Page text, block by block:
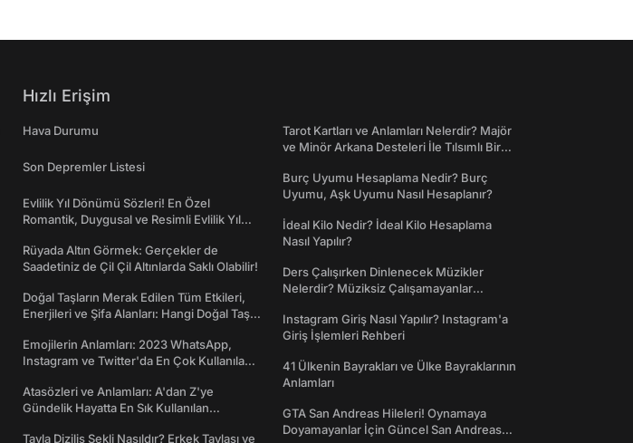
Hızlı Erişim
Hava Durumu
Son Depremler Listesi
Evlilik Yıl Dönümü Sözleri! En Özel
Romantik, Duygusal ve Resimli Evlilik Yıl
Rüyada Altın Görmek: Gerçekler de
Saadetiniz de Çil Çil Altınlarda Saklı Olabilir!
Doğal Taşların Merak Edilen Tüm Etkileri,
Enerjileri ve Şifa Alanları: Hangi Doğal Taş
Emojilerin Anlamları: 2023 WhatsApp,
Instagram ve Twitter'da En Çok Kullanılan
Atasözleri ve Anlamları: A'dan Z'ye
Gündelik Hayatta En Sık Kullanılan
Tavla Diziliş Şekli Nasıldır? Erkek Tavlası ve
Tarot Kartları ve Anlamları Nelerdir? Majör
ve Minör Arkana Desteleri İle Tılsımlı Bir
Burç Uyumu Hesaplama Nedir? Burç
Uyumu, Aşk Uyumu Nasıl Hesaplanır?
İdeal Kilo Nedir? İdeal Kilo Hesaplama
Nasıl Yapılır?
Ders Çalışırken Dinlenecek Müzikler
Nelerdir? Müziksiz Çalışamayanlar
Instagram Giriş Nasıl Yapılır? Instagram'a
Giriş İşlemleri Rehberi
41 Ülkenin Bayrakları ve Ülke Bayraklarının
Anlamları
GTA San Andreas Hileleri! Oynamaya
Doyamayanlar İçin Güncel San Andreas